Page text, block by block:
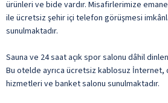
ürünleri ve bide vardır. Misafirlerimize
ile ücretsiz şehir içi telefon görüşmesi
sunulmaktadır.
Sauna ve 24 saat açık spor salonu dâhil
Bu otelde ayrıca ücretsiz kablosuz İnternet,
hizmetleri ve banket salonu sunulmaktadır.